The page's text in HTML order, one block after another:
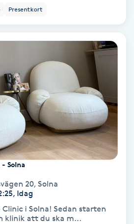
Presentkort
Solna
20, Solna
Idag
Sedan starten
klinik att du ska m...